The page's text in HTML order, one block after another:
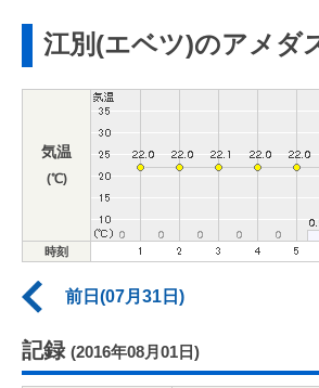
江別(エベツ)のアメダ
気温
(℃)
時刻
前日(07月31日)
記録 (2016年08月01日)